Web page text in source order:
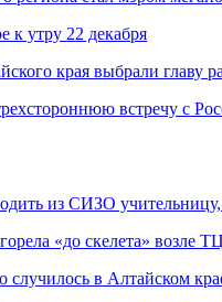
к утру 22 декабря
края выбрали главу
встречу с
из СИЗО
«до скелета» возле
в Алтайском